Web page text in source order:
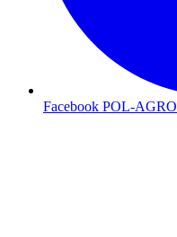
Facebook POL-AGRO